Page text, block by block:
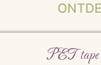
PET tape